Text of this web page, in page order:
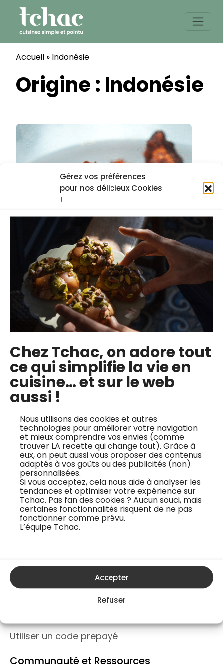
Gérez vos préférences
pour nos délicieux Cookies
!
Chez Tchac, on adore tout
ce qui simplifie la vie en
cuisine… et sur le web
aussi !
Nous utilisons des cookies et autres
technologies pour améliorer votre navigation
et mieux comprendre vos envies (comme
trouver LA recette qui change tout). Grâce à
eux, on peut aussi vous proposer des contenus
adaptés à vos goûts ou des publicités (non)
personnalisées.
Si vous acceptez, cela nous aide à analyser les
tendances et optimiser votre expérience sur
Tchac. Pas fan des cookies ? Aucun souci, mais
certaines fonctionnalités risquent de ne pas
fonctionner comme prévu.
L’équipe Tchac.
Accepter
Refuser
content
Accueil » Indonésie
Origine : Indonésie
Schnitzel de volaille au saté et purée
de pommes de terre
Rebecca Rohmer
Facile
tchac.co
Informations Légales et Vie Privée
Politique de confidentialité
Entreprise et Partenariats
Activer une carte cadeau TCHAC
Utiliser un code prepayé
Communauté et Ressources